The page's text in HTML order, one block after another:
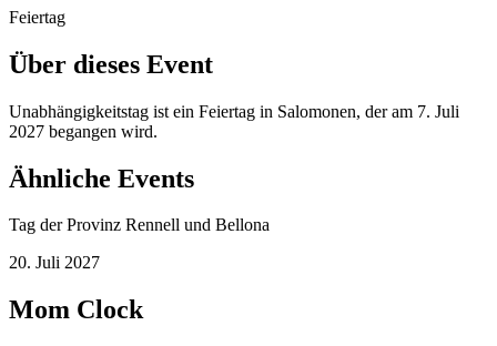
Feiertag
Über dieses Event
Unabhängigkeitstag ist ein Feiertag in Salomonen, der am 7. Juli
2027 begangen wird.
Ähnliche Events
Tag der Provinz Rennell und Bellona
20. Juli 2027
Mom Clock